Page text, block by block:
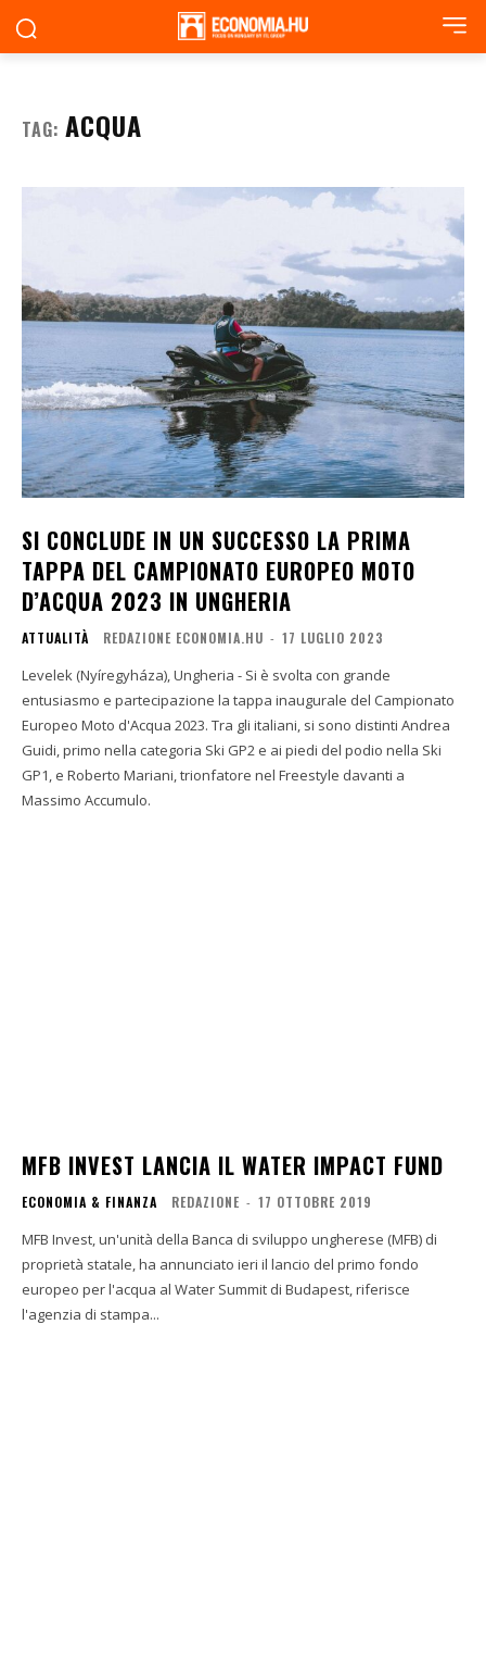
TAG: ACQUA
SI CONCLUDE IN UN SUCCESSO LA PRIMA
TAPPA DEL CAMPIONATO EUROPEO MOTO
D’ACQUA 2023 IN UNGHERIA
ATTUALITÀ REDAZIONE ECONOMIA.HU - 17 LUGLIO 2023
Levelek (Nyíregyháza), Ungheria - Si è svolta con grande
entusiasmo e partecipazione la tappa inaugurale del Campionato
Europeo Moto d'Acqua 2023. Tra gli italiani, si sono distinti Andrea
Guidi, primo nella categoria Ski GP2 e ai piedi del podio nella Ski
GP1, e Roberto Mariani, trionfatore nel Freestyle davanti a
Massimo Accumulo.
MFB INVEST LANCIA IL WATER IMPACT FUND
ECONOMIA & FINANZA REDAZIONE - 17 OTTOBRE 2019
MFB Invest, un'unità della Banca di sviluppo ungherese (MFB) di
proprietà statale, ha annunciato ieri il lancio del primo fondo
europeo per l'acqua al Water Summit di Budapest, riferisce
l'agenzia di stampa...